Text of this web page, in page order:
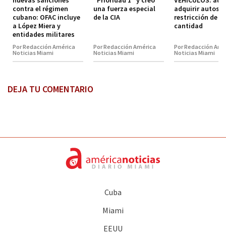
contra el régimen
cubano: OFAC incluye
a López Miera y
entidades militares
Por Redacción América
Noticias Miami
una fuerza especial
de la CIA
Por Redacción América
Noticias Miami
adquirir autos
restricción de
cantidad
Por Redacción
Noticias Miami
DEJA TU COMENTARIO
Cuba
Miami
EEUU